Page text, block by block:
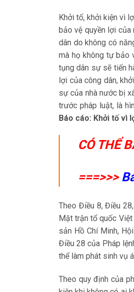
Khởi tố, khởi kiện vì
bảo vệ quyền lợi của
dân do không có
mà họ không tự bảo
tụng dân sự sẽ tiến
lợi của công dân,
sự của nhà nước bị
trước pháp luật, là
Báo cáo: Khởi tố vì
CÓ THỂ
===>>>
Theo Điều 8, Điều
Mặt trận tổ quốc
sản Hồ Chí Minh,
Điều 28 của Pháp
thể làm phát sinh vụ
Theo quy định của